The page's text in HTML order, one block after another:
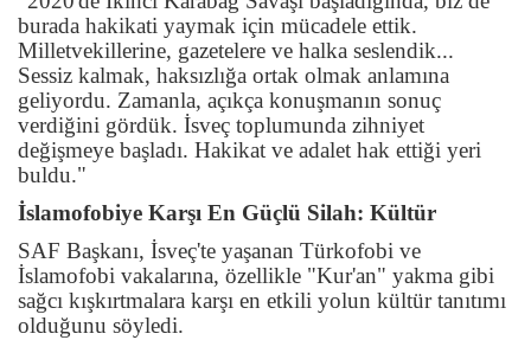
burada hakikati yaymak için mücadele ettik.
Milletvekillerine, gazetelere ve halka seslendik...
Sessiz kalmak, haksızlığa ortak olmak anlamına
geliyordu. Zamanla, açıkça konuşmanın sonuç
verdiğini gördük. İsveç toplumunda zihniyet
değişmeye başladı. Hakikat ve adalet hak ettiği yeri
buldu."
İslamofobiye Karşı En Güçlü Silah: Kültür
SAF Başkanı, İsveç'te yaşanan Türkofobi ve
İslamofobi vakalarına, özellikle "Kur'an" yakma gibi
sağcı kışkırtmalara karşı en etkili yolun kültür tanıtımı
olduğunu söyledi.